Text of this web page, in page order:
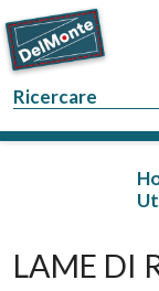
LAME DI